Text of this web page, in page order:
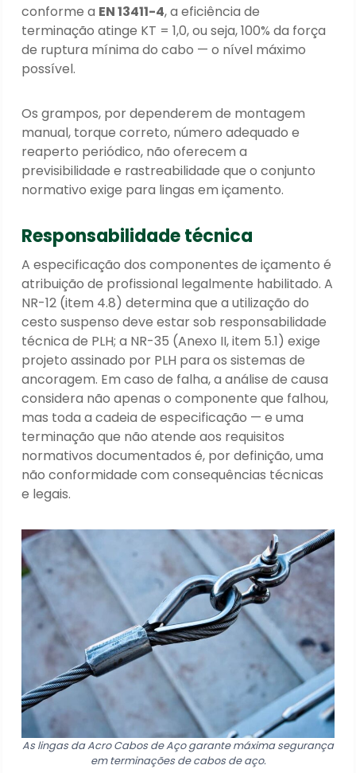
conforme a EN 13411-4, a eficiência de
terminação atinge KT = 1,0, ou seja, 100% da força
de ruptura mínima do cabo — o nível máximo
possível.
Os grampos, por dependerem de montagem
manual, torque correto, número adequado e
reaperto periódico, não oferecem a
previsibilidade e rastreabilidade que o conjunto
normativo exige para lingas em içamento.
Responsabilidade técnica
A especificação dos componentes de içamento é
atribuição de profissional legalmente habilitado. A
NR-12 (item 4.8) determina que a utilização do
cesto suspenso deve estar sob responsabilidade
técnica de PLH; a NR-35 (Anexo II, item 5.1) exige
projeto assinado por PLH para os sistemas de
ancoragem. Em caso de falha, a análise de causa
considera não apenas o componente que falhou,
mas toda a cadeia de especificação — e uma
terminação que não atende aos requisitos
normativos documentados é, por definição, uma
não conformidade com consequências técnicas
e legais.
As lingas da Acro Cabos de Aço garante máxima segurança
em terminações de cabos de aço.